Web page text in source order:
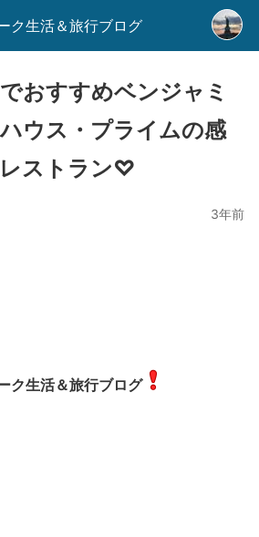
ク生活＆旅行ブログ
おすすめベンジャミ
ウス・プライムの感
ストラン♡
3年前
ク生活＆旅行ブログ